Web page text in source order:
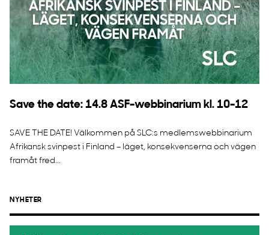
Save the date: 14.8 ASF-webbinarium kl. 10-12
SAVE THE DATE! Välkommen på SLC:s medlemswebbinarium
Afrikansk svinpest i Finland – läget, konsekvenserna och vägen
framåt fred...
NYHETER